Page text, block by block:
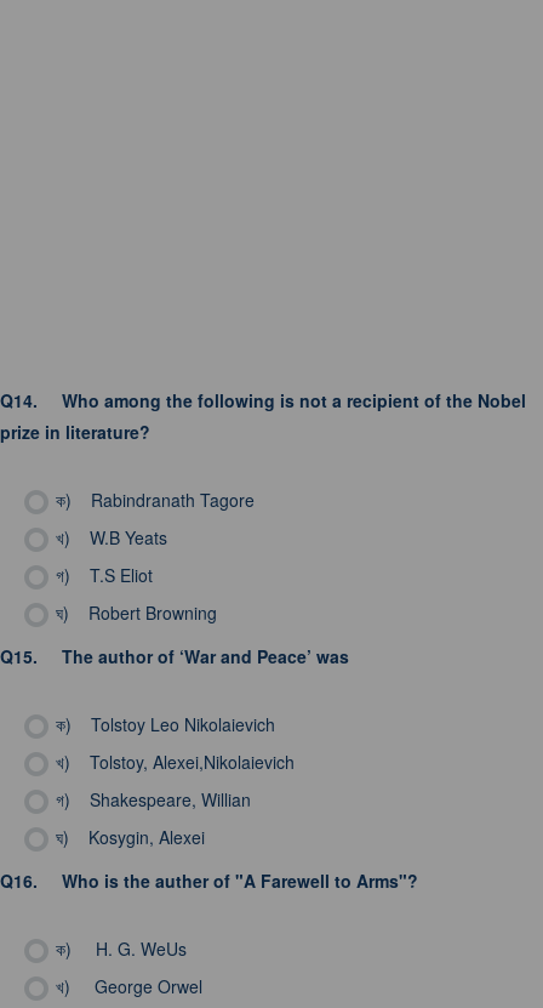
Q14.
Who among the following is not a recipient of the Nobel
prize in literature?
ক)
Rabindranath Tagore
খ)
W.B Yeats
গ)
T.S Eliot
ঘ)
Robert Browning
Q15.
The author of ‘War and Peace’ was
ক)
Tolstoy Leo Nikolaievich
খ)
Tolstoy, Alexei,Nikolaievich
গ)
Shakespeare, Willian
ঘ)
Kosygin, Alexei
Q16.
Who is the auther of "A Farewell to Arms"?
ক)
H. G. WeUs
খ)
George Orwel